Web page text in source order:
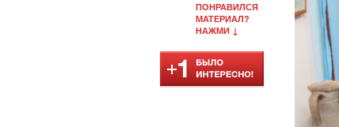
ПОНРАВИЛСЯ
МАТЕРИАЛ?
НАЖМИ ↓